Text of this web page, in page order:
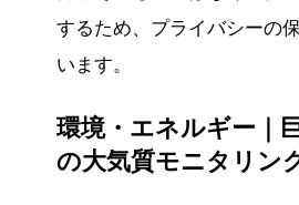
するため、プライバシーの
います。
環境・エネルギー｜
の大気質モニタリン